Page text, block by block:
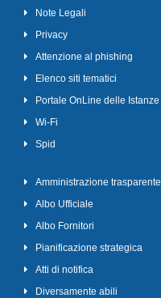
Note Legali
Privacy
Attenzione al phishing
Elenco siti tematici
Portale OnLine delle Istanze
Wi-Fi
Spid
Amministrazione trasparente
Albo Ufficiale
Albo Fornitori
Pianificazione strategica
Atti di notifica
Diversamente abili